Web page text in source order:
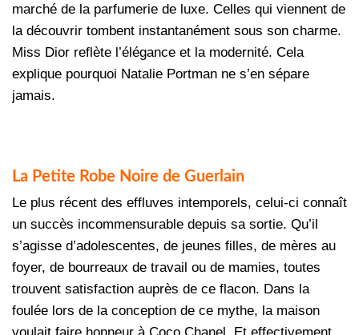
marché de la parfumerie de luxe. Celles qui viennent de
la découvrir tombent instantanément sous son charme.
Miss Dior reflète l’élégance et la modernité. Cela
explique pourquoi Natalie Portman ne s’en sépare
jamais.
La Petite Robe Noire de Guerlain
Le plus récent des effluves intemporels, celui-ci connaît
un succès incommensurable depuis sa sortie. Qu’il
s’agisse d’adolescentes, de jeunes filles, de mères au
foyer, de bourreaux de travail ou de mamies, toutes
trouvent satisfaction auprès de ce flacon. Dans la
foulée lors de la conception de ce mythe, la maison
voulait faire honneur à Coco Chanel. Et effectivement,